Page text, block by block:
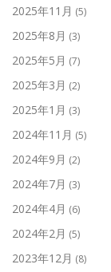
2025年11月 (5)
2025年8月 (3)
2025年5月 (7)
2025年3月 (2)
2025年1月 (3)
2024年11月 (5)
2024年9月 (2)
2024年7月 (3)
2024年4月 (6)
2024年2月 (5)
2023年12月 (8)